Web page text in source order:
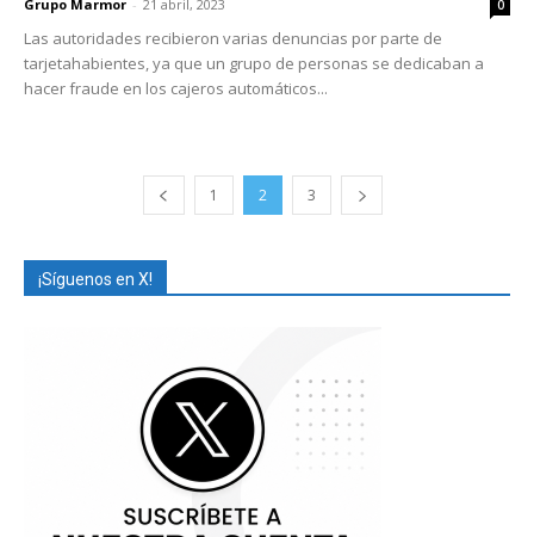
Grupo Marmor - 21 abril, 2023 0
Las autoridades recibieron varias denuncias por parte de
tarjetahabientes, ya que un grupo de personas se dedicaban a
hacer fraude en los cajeros automáticos...
1 2 3
¡Síguenos en X!